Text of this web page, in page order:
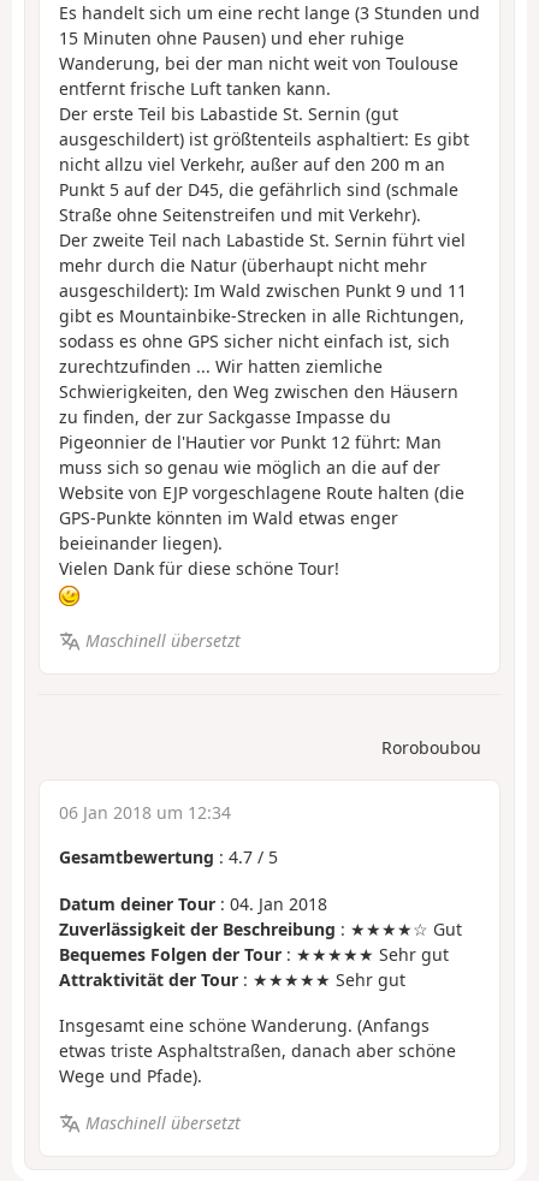
Es handelt sich um eine recht lange (3 Stunden und
15 Minuten ohne Pausen) und eher ruhige
Wanderung, bei der man nicht weit von Toulouse
entfernt frische Luft tanken kann.
Der erste Teil bis Labastide St. Sernin (gut
ausgeschildert) ist größtenteils asphaltiert: Es gibt
nicht allzu viel Verkehr, außer auf den 200 m an
Punkt 5 auf der D45, die gefährlich sind (schmale
Straße ohne Seitenstreifen und mit Verkehr).
Der zweite Teil nach Labastide St. Sernin führt viel
mehr durch die Natur (überhaupt nicht mehr
ausgeschildert): Im Wald zwischen Punkt 9 und 11
gibt es Mountainbike-Strecken in alle Richtungen,
sodass es ohne GPS sicher nicht einfach ist, sich
zurechtzufinden ... Wir hatten ziemliche
Schwierigkeiten, den Weg zwischen den Häusern
zu finden, der zur Sackgasse Impasse du
Pigeonnier de l'Hautier vor Punkt 12 führt: Man
muss sich so genau wie möglich an die auf der
Website von EJP vorgeschlagene Route halten (die
GPS-Punkte könnten im Wald etwas enger
beieinander liegen).
Vielen Dank für diese schöne Tour!
Maschinell übersetzt
Roroboubou
06 Jan 2018 um 12:34
Gesamtbewertung : 4.7 / 5
Datum deiner Tour : 04. Jan 2018
Zuverlässigkeit der Beschreibung : ★★★★☆ Gut
Bequemes Folgen der Tour : ★★★★★ Sehr gut
Attraktivität der Tour : ★★★★★ Sehr gut
Insgesamt eine schöne Wanderung. (Anfangs
etwas triste Asphaltstraßen, danach aber schöne
Wege und Pfade).
Maschinell übersetzt